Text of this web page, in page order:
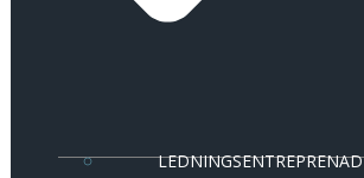
LEDNINGSENTREPRENAD